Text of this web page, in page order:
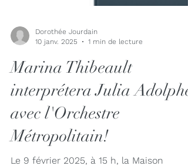
Dorothée Jourdain
10 janv. 2025
1 min de lecture
Marina Thibeault
interprétera Julia Adolphe
avec l'Orchestre